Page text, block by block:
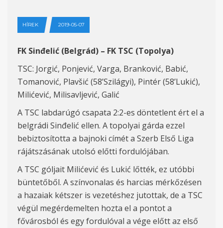
HÍREK 2019-05-07
FK Sinđelić (Belgrád) – FK TSC (Topolya)
TSC: Jorgić, Ponjević, Varga, Branković, Babić,
Tomanović, Plavšić (58’Szilágyi), Pintér (58’Lukić),
Milićević, Milisavljević, Galić
A TSC labdarúgó csapata 2:2-es döntetlent ért el a
belgrádi Sinđelić ellen. A topolyai gárda ezzel
bebiztosította a bajnoki címét a Szerb Első Liga
rájátszásának utolsó előtti fordulójában.
A TSC góljait Milićević és Lukić lőtték, ez utóbbi
büntetőből. A színvonalas és harcias mérkőzésen
a hazaiak kétszer is vezetéshez jutottak, de a TSC
végül megérdemelten hozta el a pontot a
fővárosból és egy fordulóval a vége előtt az első